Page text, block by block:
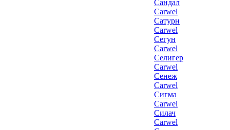
Сандал
Carwel
Сатурн
Carwel
Сегун
Carwel
Селигер
Carwel
Сенеж
Carwel
Сигма
Carwel
Силач
Carwel